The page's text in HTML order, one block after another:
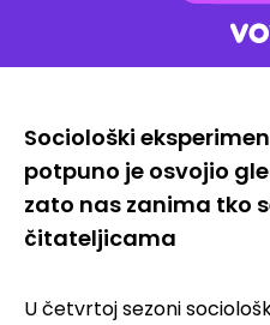
Sociološki
potpuno je osvojio
zato nas zanima tko
čitateljicama
U četvrtoj sezoni